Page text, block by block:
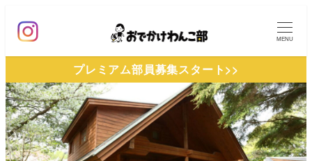
ン
ン
テ
ン
ツ
MENU
プレミアム部員募集スタート>>